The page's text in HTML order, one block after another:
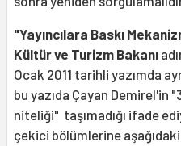
"Yayıncılara Baskı
Kültür ve Turizm Bakanı
Ocak 2011 tarihli yazımda
bu yazıda Çayan Demirel'in
niteliği" taşımadığı ifade
çekici bölümlerine